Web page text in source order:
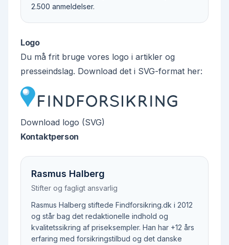
2.500 anmeldelser.
Logo
Du må frit bruge vores logo i artikler og
presseindslag. Download det i SVG-format her:
Download logo (SVG)
Kontaktperson
Rasmus Halberg
Stifter og fagligt ansvarlig
Rasmus Halberg stiftede Findforsikring.dk i 2012
og står bag det redaktionelle indhold og
kvalitetssikring af priseksempler. Han har +12 års
erfaring med forsikringstilbud og det danske